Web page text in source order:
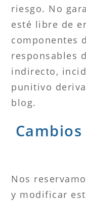
riesgo. No
esté libre de
componentes
responsables
indirecto,
punitivo
blog.
Nos
y modificar